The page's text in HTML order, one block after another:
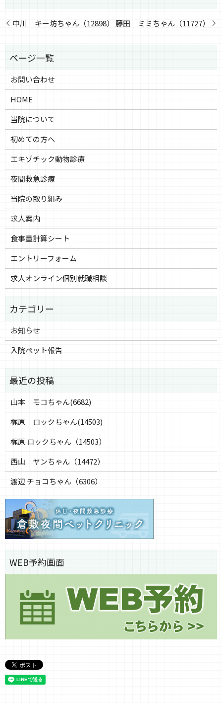
中川 キー坊ちゃん（12898） 藤田 ミミちゃん（11727）
お問い合わせ
HOME
当院について
初めての方へ
エキゾチック動物診療
夜間救急診療
当院の取り組み
求人案内
食事量計算シート
エントリーフォーム
求人オンライン個別就職相談
お知らせ
入院ペット報告
山本 モコちゃん(6682)
梶原 ロックちゃん(14503)
梶原 ロックちゃん（14503）
西山 ヤンちゃん（14472）
渡辺 チョコちゃん（6306）